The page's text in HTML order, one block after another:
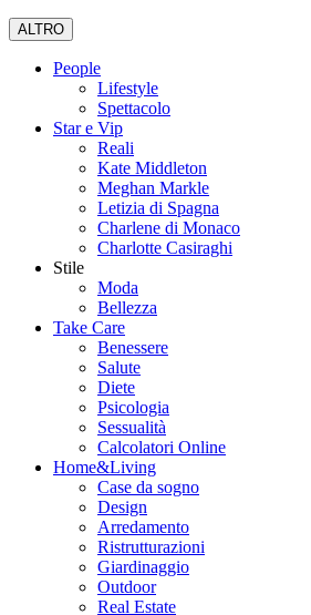
ALTRO
People
Lifestyle
Spettacolo
Star e Vip
Reali
Kate Middleton
Meghan Markle
Letizia di Spagna
Charlene di Monaco
Charlotte Casiraghi
Stile
Moda
Bellezza
Take Care
Benessere
Salute
Diete
Psicologia
Sessualità
Calcolatori Online
Home&Living
Case da sogno
Design
Arredamento
Ristrutturazioni
Giardinaggio
Outdoor
Real Estate